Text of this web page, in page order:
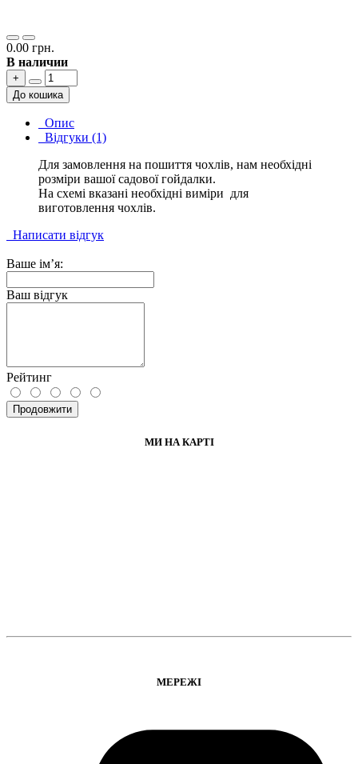
0.00 грн.
В наличии
+
До кошика
Опис
Відгуки (1)
Для замовлення на пошиття чохлів, нам необхідні
розміри вашої садової гойдалки.
На схемі вказані необхідні виміри для
виготовлення чохлів.
Написати відгук
Ваше ім’я:
Ваш відгук
Рейтинг
Продовжити
МИ НА КАРТІ
МЕРЕЖІ